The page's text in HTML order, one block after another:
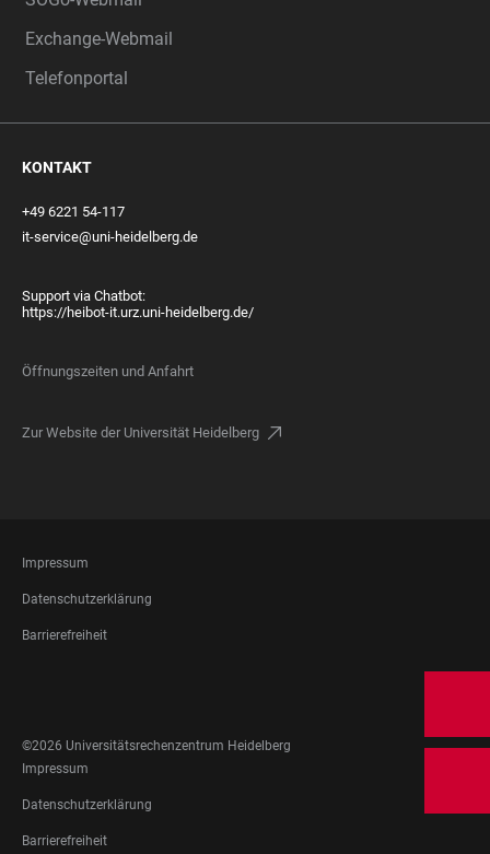
Exchange-Webmail
Telefonportal
KONTAKT
+49 6221 54-117
it-service@uni-heidelberg.de
Support via Chatbot:
https://heibot-it.urz.uni-heidelberg.de/
Öffnungszeiten und Anfahrt
Zur Website der Universität Heidelberg
FOOTER
LEGAL
Impressum
Datenschutzerklärung
Barrierefreiheit
MEDIA
©2026 Universitätsrechenzentrum Heidelberg
FOOTER
LEGAL
Impressum
Datenschutzerklärung
Barrierefreiheit